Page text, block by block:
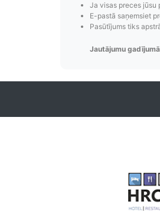
Ja visas preces jūsu
E-pastā saņemsiet
Pasūtījums tiks
Jautājumu